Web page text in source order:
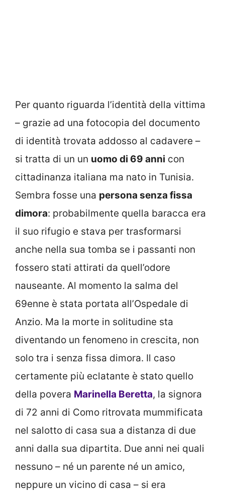
Per quanto riguarda l’identità della vittima
– grazie ad una fotocopia del documento
di identità trovata addosso al cadavere –
si tratta di un un uomo di 69 anni con
cittadinanza italiana ma nato in Tunisia.
Sembra fosse una persona senza fissa
dimora: probabilmente quella baracca era
il suo rifugio e stava per trasformarsi
anche nella sua tomba se i passanti non
fossero stati attirati da quell’odore
nauseante. Al momento la salma del
69enne è stata portata all’Ospedale di
Anzio. Ma la morte in solitudine sta
diventando un fenomeno in crescita, non
solo tra i senza fissa dimora. Il caso
certamente più eclatante è stato quello
della povera Marinella Beretta, la signora
di 72 anni di Como ritrovata mummificata
nel salotto di casa sua a distanza di due
anni dalla sua dipartita. Due anni nei quali
nessuno – né un parente né un amico,
neppure un vicino di casa – si era